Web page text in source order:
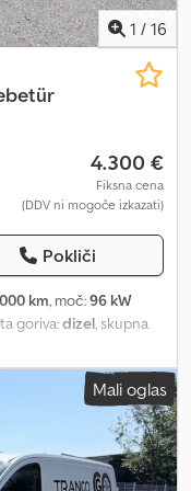
1 / 16
4.300 €
Fiksna cena
(DDV ni mogoče izkazati)
Pokliči
km, moč:96 kW
goriva:dizel, skupna
2019, Oprema:
stabilnosti
L2H1 – tovorni kombi –
Naprodaj je
model L2H1, z
je v popolnoma
Mali oglas